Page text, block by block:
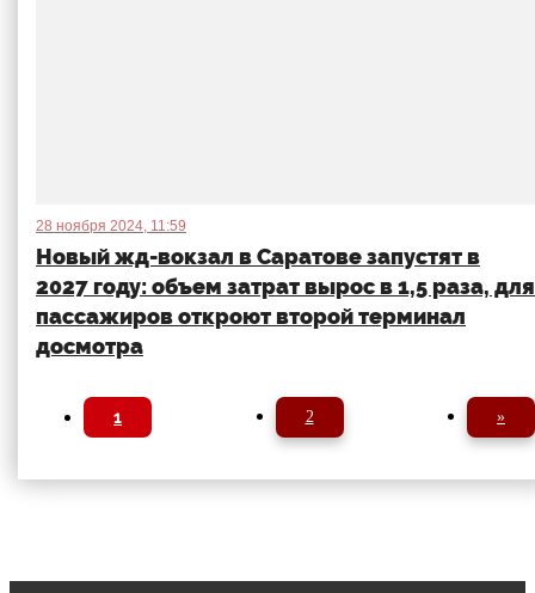
28 ноября 2024, 11:59
Новый жд-вокзал в Саратове запустят в
2027 году: объем затрат вырос в 1,5 раза, для
пассажиров откроют второй терминал
досмотра
1 2 »